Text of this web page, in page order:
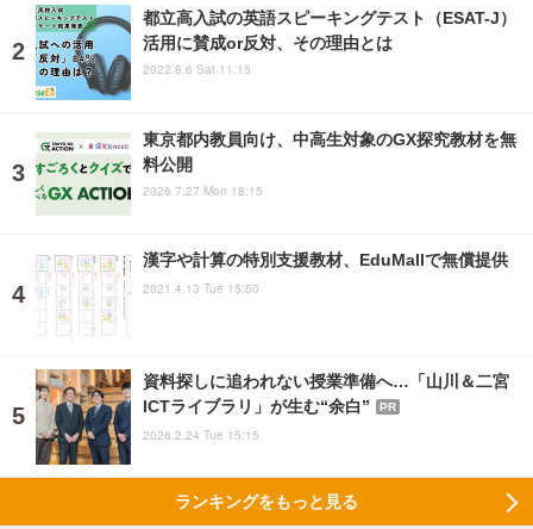
都立高入試の英語スピーキングテスト（ESAT-J）
活用に賛成or反対、その理由とは
2022.8.6 Sat 11:15
東京都内教員向け、中高生対象のGX探究教材を無
料公開
2026.7.27 Mon 18:15
漢字や計算の特別支援教材、EduMallで無償提供
2021.4.13 Tue 15:50
資料探しに追われない授業準備へ…「山川＆二宮
ICTライブラリ」が生む“余白”
PR
2026.2.24 Tue 15:15
ランキングをもっと見る